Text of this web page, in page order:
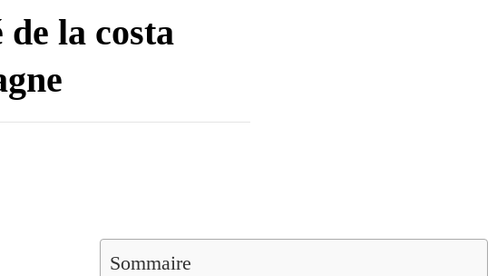
la costa
Sommaire